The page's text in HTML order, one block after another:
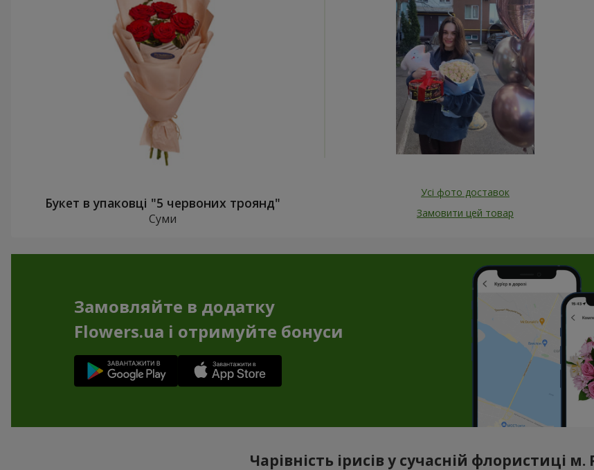
Букет в упаковці "5 червоних троянд"
Суми
Усі фото доставок
Замовити цей товар
Замовляйте в додатку
Flowers.ua і отримуйте бонуси
Чарівність ірисів у сучасній флористиці